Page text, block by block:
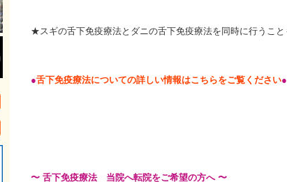
★スギの舌下免疫療法とダニの舌下免疫療法を同時に行うこ
●舌下免疫療法についての詳しい情報はこちらをご覧ください●
〜 舌下免疫療法 当院へ転院をご希望の方へ 〜